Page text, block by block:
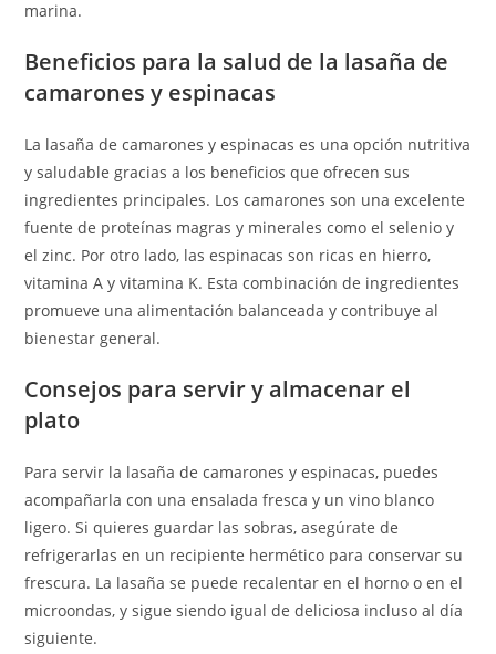
marina.
Beneficios para la salud de la lasaña de
camarones y espinacas
La lasaña de camarones y espinacas es una opción nutritiva
y saludable gracias a los beneficios que ofrecen sus
ingredientes principales. Los camarones son una excelente
fuente de proteínas magras y minerales como el selenio y
el zinc. Por otro lado, las espinacas son ricas en hierro,
vitamina A y vitamina K. Esta combinación de ingredientes
promueve una alimentación balanceada y contribuye al
bienestar general.
Consejos para servir y almacenar el
plato
Para servir la lasaña de camarones y espinacas, puedes
acompañarla con una ensalada fresca y un vino blanco
ligero. Si quieres guardar las sobras, asegúrate de
refrigerarlas en un recipiente hermético para conservar su
frescura. La lasaña se puede recalentar en el horno o en el
microondas, y sigue siendo igual de deliciosa incluso al día
siguiente.